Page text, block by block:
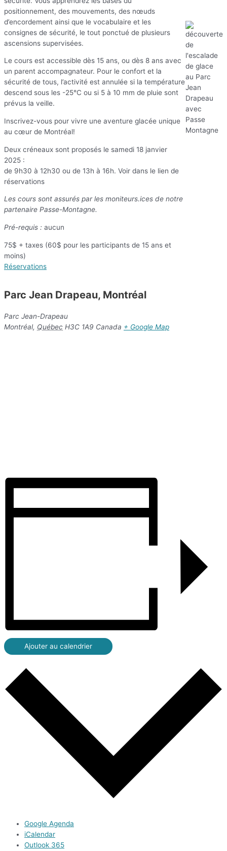
positionnement, des mouvements, des nœuds
d’encordement ainsi que le vocabulaire et les
consignes de sécurité, le tout ponctué de plusieurs
ascensions supervisées.
Le cours est accessible dès 15 ans, ou dès 8 ans avec
un parent accompagnateur. Pour le confort et la
sécurité de tous, l’activité est annulée si la température
descend sous les -25°C ou si 5 à 10 mm de pluie sont
prévus la veille.
Inscrivez-vous pour vivre une aventure glacée unique
au cœur de Montréal!
Deux créneaux sont proposés le samedi 18 janvier
2025 :
de 9h30 à 12h30 ou de 13h à 16h. Voir dans le lien de
réservations
Les cours sont assurés par les moniteurs.ices de notre
partenaire Passe-Montagne.
Pré-requis : aucun
75$ + taxes (60$ pour les participants de 15 ans et
moins)
Réservations
Parc Jean Drapeau, Montréal
Parc Jean-Drapeau
Montréal, Québec H3C 1A9 Canada + Google Map
Ajouter au calendrier
Google Agenda
iCalendar
Outlook 365